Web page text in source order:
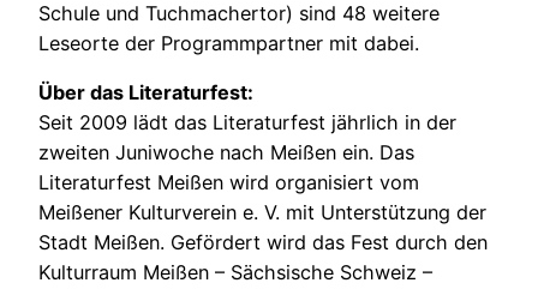
Schule und Tuchmachertor) sind 48 weitere
Leseorte der Programmpartner mit dabei.
Über das Literaturfest:
Seit 2009 lädt das Literaturfest jährlich in der
zweiten Juniwoche nach Meißen ein. Das
Literaturfest Meißen wird organisiert vom
Meißener Kulturverein e. V. mit Unterstützung der
Stadt Meißen. Gefördert wird das Fest durch den
Kulturraum Meißen – Sächsische Schweiz –